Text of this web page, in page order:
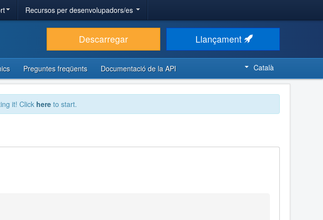
Recursos per desenvolupadors/es
Descarregar Llançament
Preguntes freqüents Documentació de la API Català
it! Click here to start.